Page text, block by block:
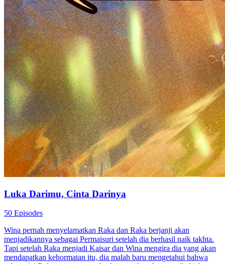
Luka Darimu, Cinta Darinya
50 Episodes
Wina pernah menyelamatkan Raka dan Raka berjanji akan
menjadikannya sebagai Permaisuri setelah dia berhasil naik takhta.
Tapi setelah Raka menjadi Kaisar dan Wina mengira dia yang akan
mendapatkan kehormatan itu, dia malah baru mengetahui bahwa